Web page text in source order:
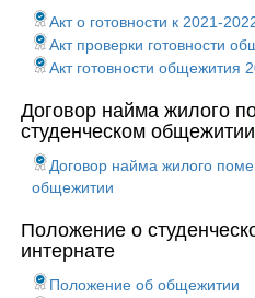
Акт о готовности к 2021-
Акт проверки готовности
Акт готовности общежития
Договор найма жилого
студенческом
Договор найма жилого
общежитии
Положение о
интернате
Положение об общежитии